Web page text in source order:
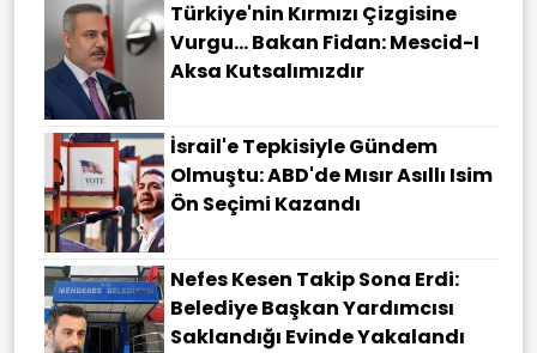
Türkiye'nin Kırmızı Çizgisine
Vurgu... Bakan Fidan: Mescid-I
Aksa Kutsalımızdır
İsrail'e Tepkisiyle Gündem
Olmuştu: ABD'de Mısır Asıllı Isim
Ön Seçimi Kazandı
Nefes Kesen Takip Sona Erdi:
Belediye Başkan Yardımcısı
Saklandığı Evinde Yakalandı